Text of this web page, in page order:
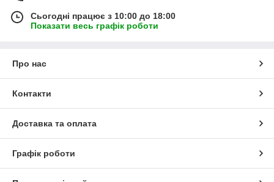
Сьогодні працює з 10:00 до 18:00
Показати весь графік роботи
Про нас
Контакти
Доставка та оплата
Графік роботи